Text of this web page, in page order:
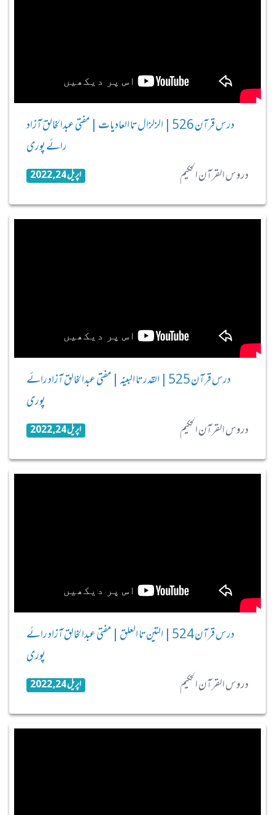
درس قرآن 526 | الزلزال تا العادیات | مفتی عبدالخالق آزاد
رائے پوری
دروس القرآن الحکیم
اپریل 24, 2022
درس قرآن 525 | القدر تا البینہ | مفتی عبدالخالق آزاد رائے
پوری
دروس القرآن الحکیم
اپریل 24, 2022
درس قرآن 524 | التین تا العلق | مفتی عبدالخالق آزاد رائے
پوری
دروس القرآن الحکیم
اپریل 24, 2022